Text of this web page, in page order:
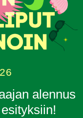
alennus